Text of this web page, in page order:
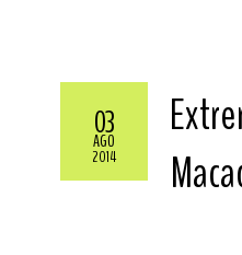
03
AGO
2014